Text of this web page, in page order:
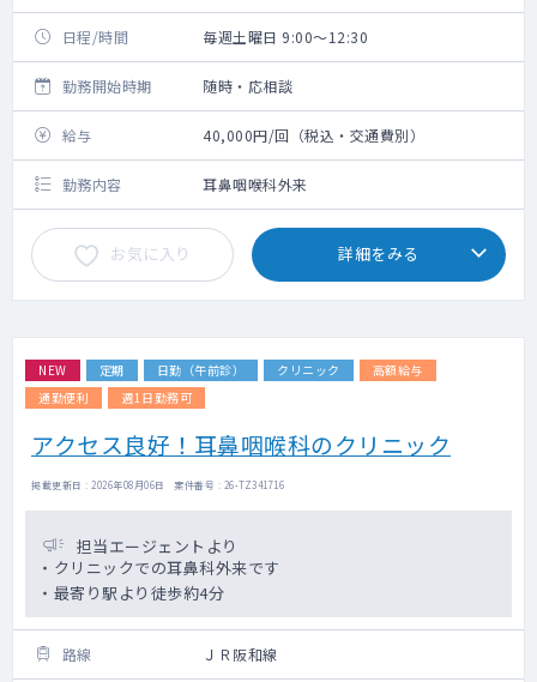
日程/時間 毎週土曜日 9:00～12:30
勤務開始時期 随時・応相談
給与 40,000円/回（税込・交通費別）
勤務内容 耳鼻咽喉科外来
お気に入り 詳細をみる
NEW 定期 日勤（午前診） クリニック
高額給与
通勤便利
週1日勤務可
アクセス良好！耳鼻咽喉科のクリニック
掲載更新日 : 2026年08月06日 案件番号 : 26-TZ341716
担当エージェントより
・クリニックでの耳鼻科外来です
・最寄り駅より徒歩約4分
路線 ＪＲ阪和線